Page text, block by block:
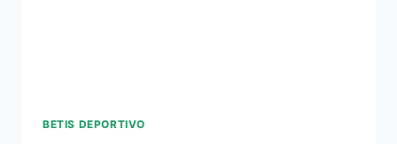
BETIS DEPORTIVO